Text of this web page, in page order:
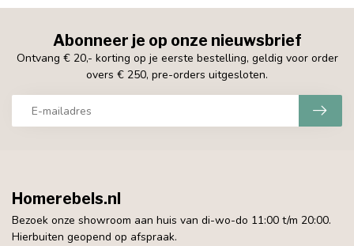
Abonneer je op onze nieuwsbrief
Ontvang € 20,- korting op je eerste bestelling, geldig voor order
overs € 250, pre-orders uitgesloten.
Homerebels.nl
Bezoek onze showroom aan huis van di-wo-do 11:00 t/m 20:00.
Hierbuiten geopend op afspraak.